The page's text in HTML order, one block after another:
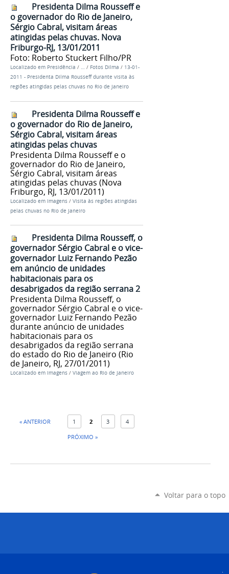
Presidenta Dilma Rousseff e
o governador do Rio de Janeiro,
Sérgio Cabral, visitam áreas
atingidas pelas chuvas. Nova
Friburgo-RJ, 13/01/2011
Foto: Roberto Stuckert Filho/PR
Localizado em Presidência / … / Fotos Dilma / 13-01-
2011 - Presidenta Dilma Rousseff durante visita às
regiões atingidas pelas chuvas no Rio de Janeiro
Presidenta Dilma Rousseff e
o governador do Rio de Janeiro,
Sérgio Cabral, visitam áreas
atingidas pelas chuvas
Presidenta Dilma Rousseff e o
governador do Rio de Janeiro,
Sérgio Cabral, visitam áreas
atingidas pelas chuvas (Nova
Friburgo, RJ, 13/01/2011)
Localizado em Imagens / Visita às regiões atingidas
pelas chuvas no Rio de Janeiro
Presidenta Dilma Rousseff, o
governador Sérgio Cabral e o vice-
governador Luiz Fernando Pezão
em anúncio de unidades
habitacionais para os
desabrigados da região serrana 2
Presidenta Dilma Rousseff, o
governador Sérgio Cabral e o vice-
governador Luiz Fernando Pezão
durante anúncio de unidades
habitacionais para os
desabrigados da região serrana
do estado do Rio de Janeiro (Rio
de Janeiro, RJ, 27/01/2011)
Localizado em Imagens / Viagem ao Rio de Janeiro
« ANTERIOR 1 2 3
4
PRÓXIMO »
Voltar para o topo